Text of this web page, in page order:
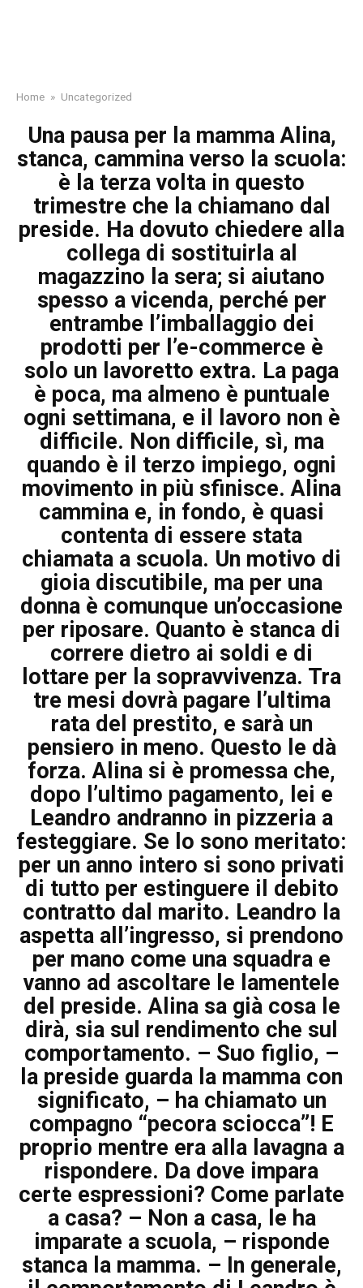
Home » Uncategorized
Una pausa per la mamma Alina,
stanca, cammina verso la scuola:
è la terza volta in questo
trimestre che la chiamano dal
preside. Ha dovuto chiedere alla
collega di sostituirla al
magazzino la sera; si aiutano
spesso a vicenda, perché per
entrambe l’imballaggio dei
prodotti per l’e-commerce è
solo un lavoretto extra. La paga
è poca, ma almeno è puntuale
ogni settimana, e il lavoro non è
difficile. Non difficile, sì, ma
quando è il terzo impiego, ogni
movimento in più sfinisce. Alina
cammina e, in fondo, è quasi
contenta di essere stata
chiamata a scuola. Un motivo di
gioia discutibile, ma per una
donna è comunque un’occasione
per riposare. Quanto è stanca di
correre dietro ai soldi e di
lottare per la sopravvivenza. Tra
tre mesi dovrà pagare l’ultima
rata del prestito, e sarà un
pensiero in meno. Questo le dà
forza. Alina si è promessa che,
dopo l’ultimo pagamento, lei e
Leandro andranno in pizzeria a
festeggiare. Se lo sono meritato:
per un anno intero si sono privati
di tutto per estinguere il debito
contratto dal marito. Leandro la
aspetta all’ingresso, si prendono
per mano come una squadra e
vanno ad ascoltare le lamentele
del preside. Alina sa già cosa le
dirà, sia sul rendimento che sul
comportamento. – Suo figlio, –
la preside guarda la mamma con
significato, – ha chiamato un
compagno “pecora sciocca”! E
proprio mentre era alla lavagna a
rispondere. Da dove impara
certe espressioni? Come parlate
a casa? – Non a casa, le ha
imparate a scuola, – risponde
stanca la mamma. – In generale,